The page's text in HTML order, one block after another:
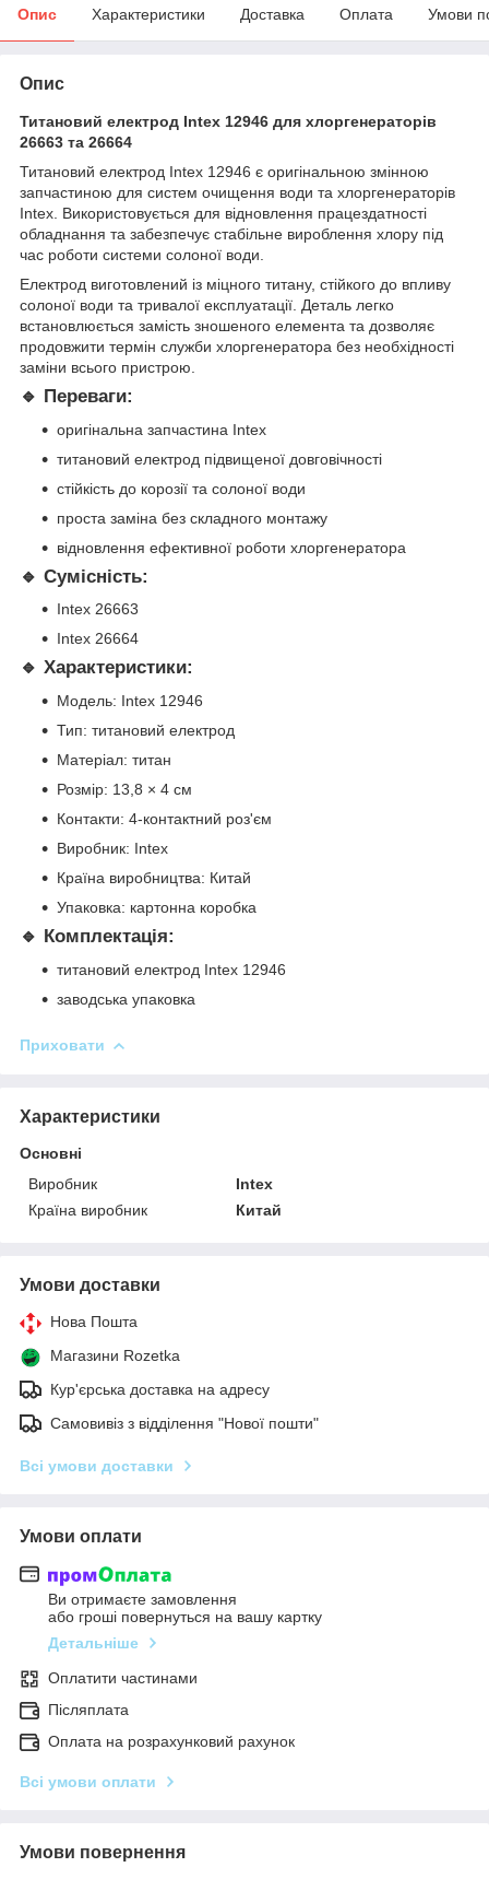
Опис Характеристики Доставка Оплата Умови
Опис
Титановий електрод Intex 12946 для хлоргенераторів
26663 та 26664
Титановий електрод Intex 12946 є оригінальною змінною
запчастиною для систем очищення води та хлоргенераторів
Intex. Використовується для відновлення працездатності
обладнання та забезпечує стабільне вироблення хлору під
час роботи системи солоної води.
Електрод виготовлений із міцного титану, стійкого до впливу
солоної води та тривалої експлуатації. Деталь легко
встановлюється замість зношеного елемента та дозволяє
продовжити термін служби хлоргенератора без необхідності
заміни всього пристрою.
🔹 Переваги:
оригінальна запчастина Intex
титановий електрод підвищеної довговічності
стійкість до корозії та солоної води
проста заміна без складного монтажу
відновлення ефективної роботи хлоргенератора
🔹 Сумісність:
Intex 26663
Intex 26664
🔹 Характеристики:
Модель: Intex 12946
Тип: титановий електрод
Матеріал: титан
Розмір: 13,8 × 4 см
Контакти: 4-контактний роз'єм
Виробник: Intex
Країна виробництва: Китай
Упаковка: картонна коробка
🔹 Комплектація:
титановий електрод Intex 12946
заводська упаковка
Приховати
Характеристики
Основні
Виробник
Intex
Країна виробник
Китай
Умови доставки
Нова Пошта
Магазини Rozetka
Кур'єрська доставка на адресу
Самовивіз з відділення "Нової пошти"
Всі умови доставки
Умови оплати
Ви отримаєте замовлення
або гроші повернуться на вашу картку
Детальніше
Оплатити частинами
Післяплата
Оплата на розрахунковий рахунок
Всі умови оплати
Умови повернення